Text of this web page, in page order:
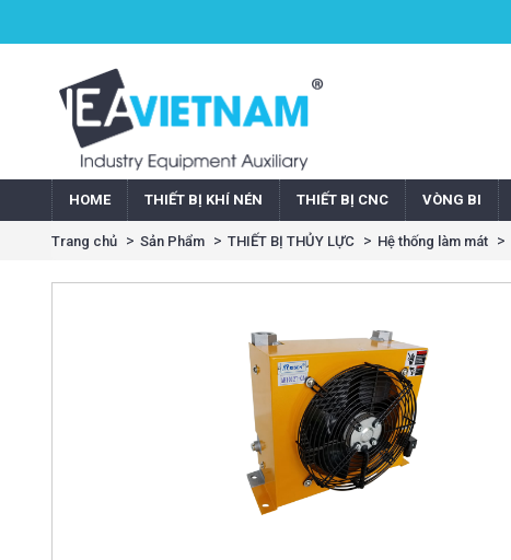
HOME THIẾT BỊ KHÍ NÉN THIẾT BỊ CNC VÒNG BI
Trang chủ Sản Phẩm THIẾT BỊ THỦY LỰC Hệ thống làm mát